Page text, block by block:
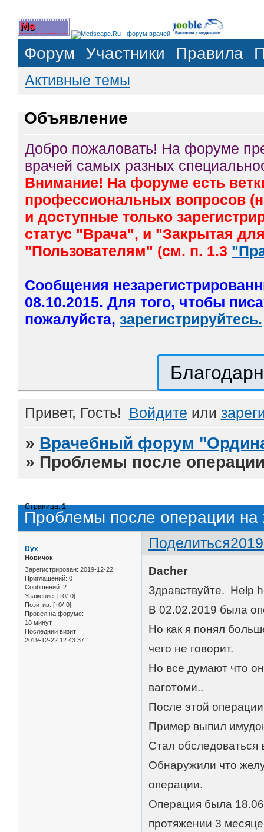
Форум Участники Правила
Активные темы
Объявление
Добро пожаловать! На форуме
врачей самых разных
Внимание! На форуме есть
профессиональных вопросов
и доступные только
статус "Врача", и "Закрытая
"Пользователям" (см. п. 1.3
Сообщения
08.10.2015. Для того, чтобы
пожалуйста, зарегистрируйтесь.
Привет, Гость! Войдите или
» Врачебный форум
» Проблемы после
Проблемы после операции на
Страница:1
Поделиться
Dyx
Новичок
Зарегистрирован: 2019-12-22
Приглашений: 0
Сообщений: 2
Уважение: [+0/-0]
Позитив: [+0/-0]
Провел на форуме:
18 минут
Последний визит:
2019-12-22 12:43:37
Dacher
Здравствуйте. Help
В 02.02.2019 была
Но как я понял
чего не говорит.
Но все думают что
ваготоми..
После этой
Пример выпил
Стал обследоваться
Обнаружили что
операции.
Операция была
протяжении 3